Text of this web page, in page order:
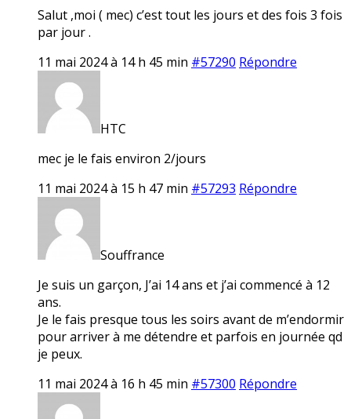
Salut ,moi ( mec) c’est tout les jours et des fois 3 fois
par jour .
11 mai 2024 à 14 h 45 min #57290 Répondre
HTC
mec je le fais environ 2/jours
11 mai 2024 à 15 h 47 min #57293 Répondre
Souffrance
Je suis un garçon, J’ai 14 ans et j’ai commencé à 12
ans.
Je le fais presque tous les soirs avant de m’endormir
pour arriver à me détendre et parfois en journée qd
je peux.
11 mai 2024 à 16 h 45 min #57300 Répondre